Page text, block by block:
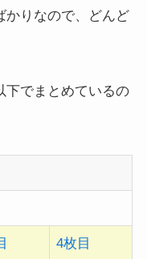
かりなので、どんど
下でまとめているの
4枚目